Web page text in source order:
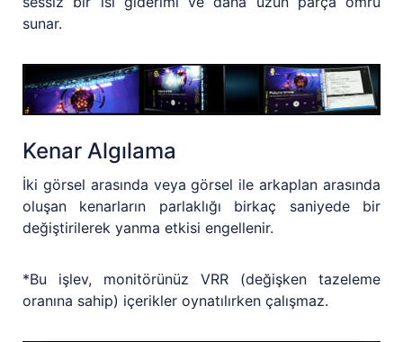
sunar.
Kenar Algılama
İki görsel arasında veya görsel ile arkaplan arasında
oluşan kenarların parlaklığı birkaç saniyede bir
değiştirilerek yanma etkisi engellenir.
*Bu işlev, monitörünüz VRR (değişken tazeleme
oranına sahip) içerikler oynatılırken çalışmaz.